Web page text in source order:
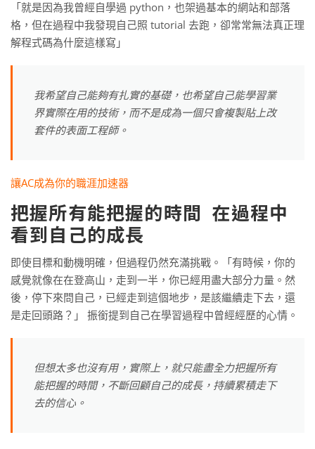
「就是因為我曾經自學過 python，也架過基本的網站和部落
格，但在過程中我發現自己照 tutorial 去跑，卻常常無法真正理
解程式碼為什麼這樣寫」
我希望自己能夠有扎實的基礎，也希望自己能學習業
界實際在用的技術，而不是成為一個只會複製貼上改
套件的表面工程師。
讓AC成為你的職涯加速器
把握所有能把握的時間 在過程中
看到自己的成長
即使目標和動機明確，但過程仍然充滿挑戰。「有時候，你的
感覺就像在在登高山，走到一半，你已經用盡大部分力量。然
後，停下來問自己，已經走到這個地步，是該繼續走下去，還
是走回頭路？」 振銜提到自己在學習過程中曾經經歷的心情。
但想太多也沒有用，實際上，就只能盡全力把握所有
能把握的時間，不斷回顧自己的成長，持續累積走下
去的信心。